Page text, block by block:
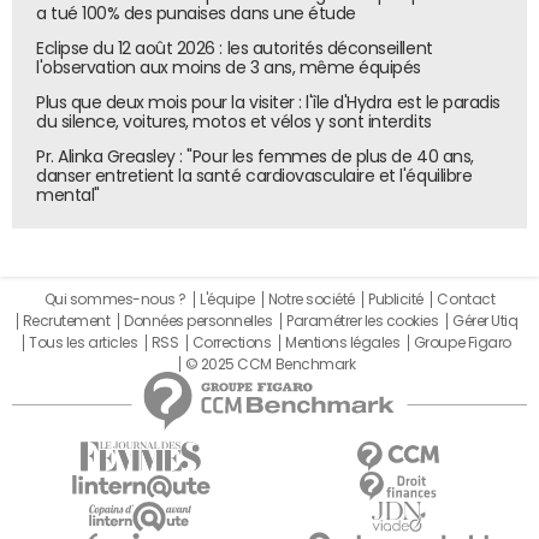
Capgemini prévoit un impact immédiat sur ses revenus
et sur sa marge opérationnelle. Le groupe indique que
cette acquisition devrait entraîner une hausse de 4% de
son bénéfice par action dès 2026, avant synergies, et de
7% en 2027 une fois les synergies intégrées.
Les orientations financières de Capgemini pour l'année en
d'accompagner les entreprises dans l'adaptation de
leurs processus métiers.
Ce rachat intervient dans un contexte où les
investissements dans les technologies d'automatisation
et d'intelligence artificielle se multiplient. L'intégration de
WNS s'inscrit dans cette dynamique et permet à
Capgemini de structurer une offre dans les services
d'accompagnement à la transformation opérationnelle
a tué 100% des punaises dans une étude
Eclipse du 12 août 2026 : les autorités déconseillent
l'observation aux moins de 3 ans, même équipés
Plus que deux mois pour la visiter : l'île d'Hydra est le paradis
du silence, voitures, motos et vélos y sont interdits
Pr. Alinka Greasley : "Pour les femmes de plus de 40 ans,
danser entretient la santé cardiovasculaire et l'équilibre
mental"
Qui sommes-nous ? L'équipe Notre société Publicité
Contact
Recrutement
Données personnelles Paramétrer les cookies
Gérer Utiq
Tous les articles
RSS Corrections Mentions légales
Groupe Figaro
© 2025 CCM Benchmark